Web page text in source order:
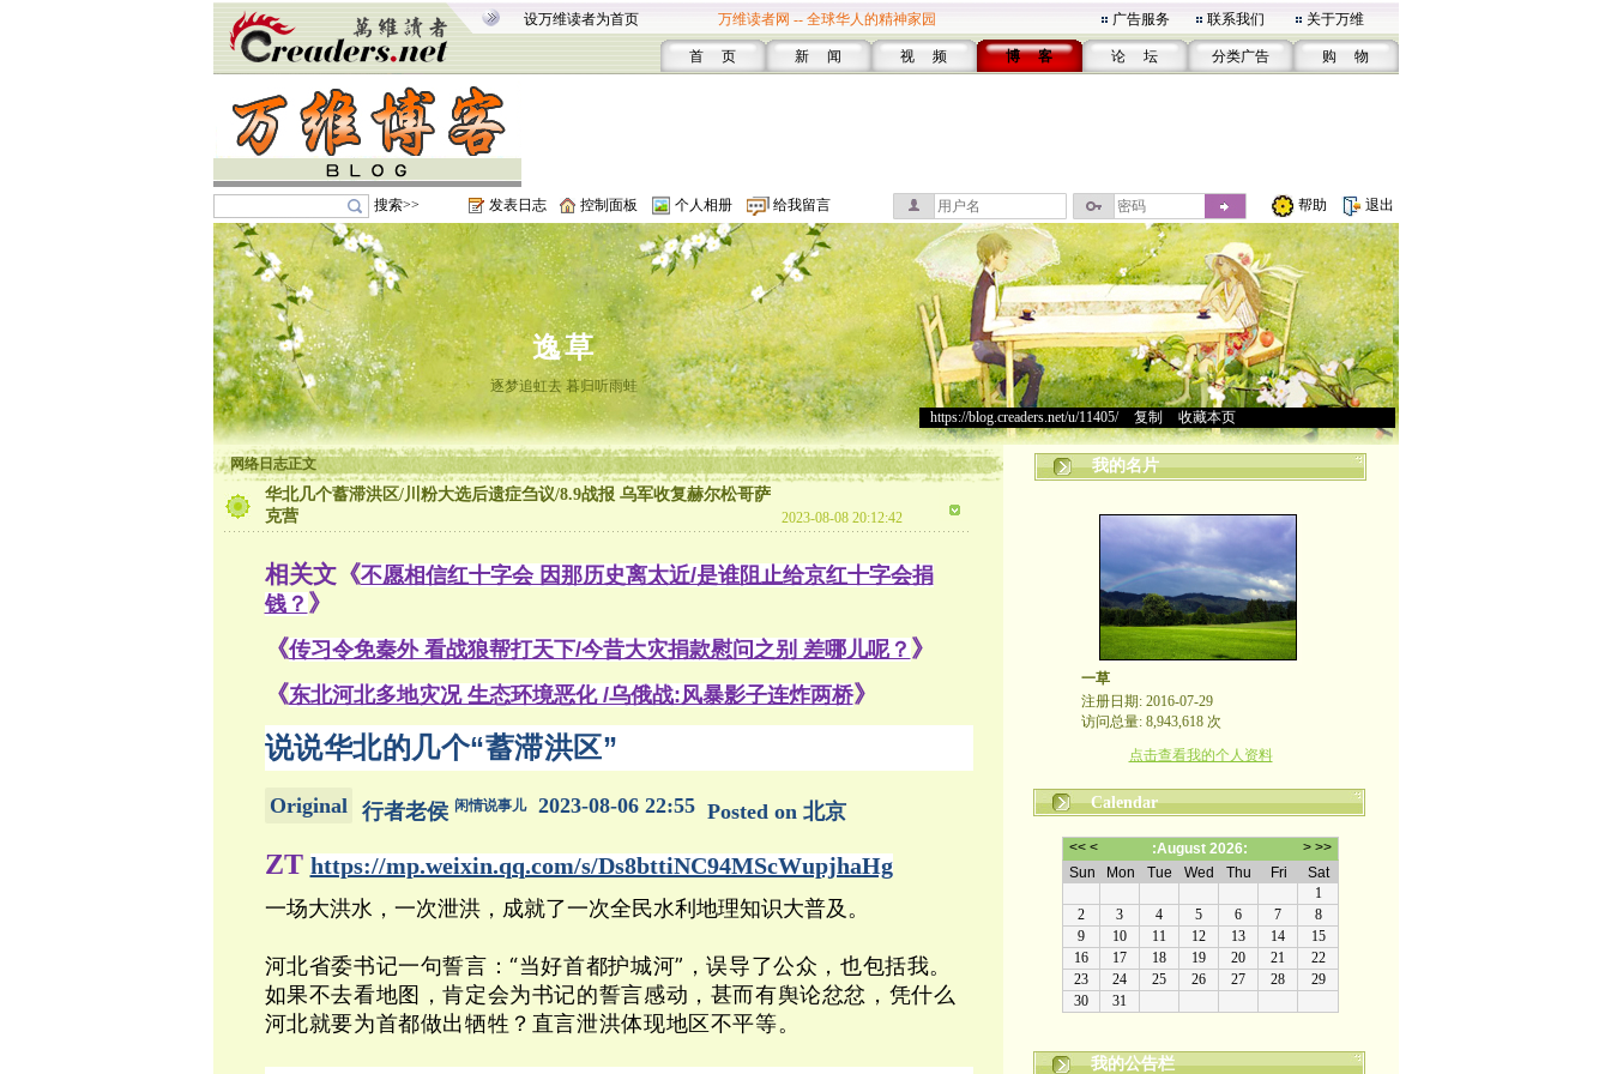
设万维读者为首页 万维读者网 -- 全球华人的精神家园 广告服务 联系我们 关于万维
首 页 新 闻 视 频 博 客 论 坛 分类广告 购 物
搜索>> 发表日志 控制面板 个人相册 给我留言 帮助 退出
逸草
逐梦追虹去 暮归听雨蛙
https://blog.creaders.net/u/11405/> 复制 收藏本页
网络日志正文
华北几个蓄滞洪区/川粉大选后遗症刍议/8.9战报 乌军收复赫尔松哥萨
克营
2023-08-08 20:12:42
相关文《不愿相信红十字会 因那历史离太近/是谁阻止给京红十字会捐
钱？ 》
《传习令免秦外 看战狼帮打天下/今昔大灾捐款慰问之别 差哪儿呢？ 》
《东北河北多地灾况 生态环境恶化 /乌俄战:风暴影子连炸两桥》
说说华北的几个“蓄滞洪区”
Original 行者老侯 闲情说事儿 2023-08-06 22:55 Posted on 北京
ZT https://mp.weixin.qq.com/s/Ds8bttiNC94MScWupjhaHg
一场大洪水，一次泄洪，成就了一次全民水利地理知识大普及。
河北省委书记一句誓言：“当好首都护城河”，误导了公众，也包括我。
如果不去看地图，肯定会为书记的誓言感动，甚而有舆论忿忿，凭什么
河北就要为首都做出牺牲？直言泄洪体现地区不平等。
我的名片
一草
注册日期: 2016-07-29
访问总量: 8,943,618 次
点击查看我的个人资料
Calendar
我的公告栏